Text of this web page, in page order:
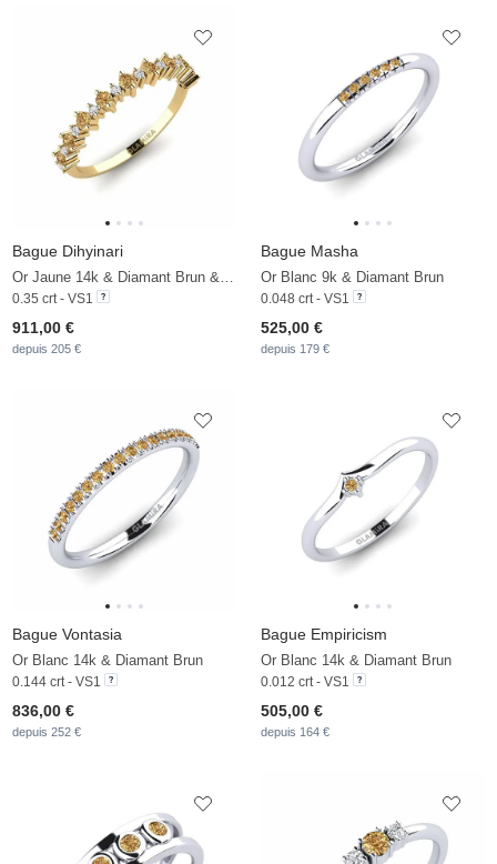
Bague Dihyinari
0.35 crt - VS1
911,00 €
depuis 205 €
Bague Masha
Or Blanc 9k & Diamant Brun
0.048 crt - VS1
525,00 €
depuis 179 €
Bague Vontasia
Or Blanc 14k & Diamant Brun
0.144 crt - VS1
836,00 €
depuis 252 €
Bague Empiricism
Or Blanc 14k & Diamant Brun
0.012 crt - VS1
505,00 €
depuis 164 €